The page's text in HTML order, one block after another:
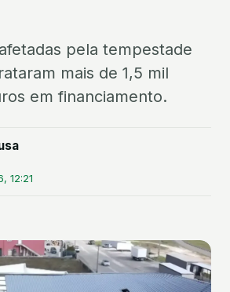
pela tempestade
mais de 1,5 mil
em financiamento.
12:21